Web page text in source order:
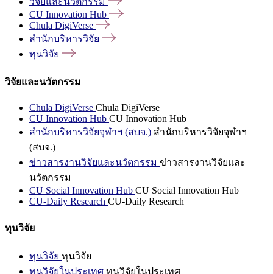
CU Innovation Hub
Chula DigiVerse
สำนักบริหารวิจัย
ทุนวิจัย
วิจัยและนวัตกรรม
Chula DigiVerse Chula DigiVerse
CU Innovation Hub CU Innovation Hub
สำนักบริหารวิจัยจุฬาฯ (สบจ.) สำนักบริหารวิจัยจุฬาฯ
(สบจ.)
ข่าวสารงานวิจัยและนวัตกรรม ข่าวสารงานวิจัยและ
นวัตกรรม
CU Social Innovation Hub CU Social Innovation Hub
CU-Daily Research CU-Daily Research
ทุนวิจัย
ทุนวิจัย ทุนวิจัย
ทุนวิจัยในประเทศ ทุนวิจัยในประเทศ